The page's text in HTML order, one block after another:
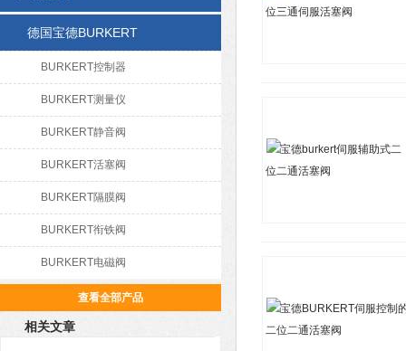
德国宝德BURKERT
BURKERT控制器
BURKERT测量仪
BURKERT静音阀
BURKERT活塞阀
BURKERT隔膜阀
BURKERT衔铁阀
BURKERT电磁阀
查看全部产品
相关文章